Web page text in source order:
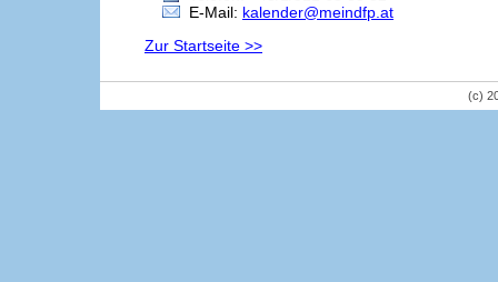
E-Mail: kalender@meindfp.at
Zur Startseite >>
(c)